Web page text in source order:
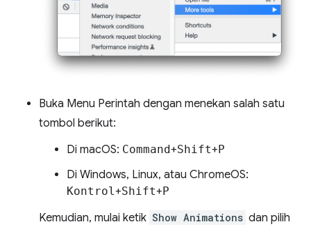
Buka Menu Perintah dengan menekan salah satu
tombol berikut:
Di macOS: Command+Shift+P
Di Windows, Linux, atau ChromeOS:
Kontrol+Shift+P
Kemudian, mulai ketik Show Animations dan pilih